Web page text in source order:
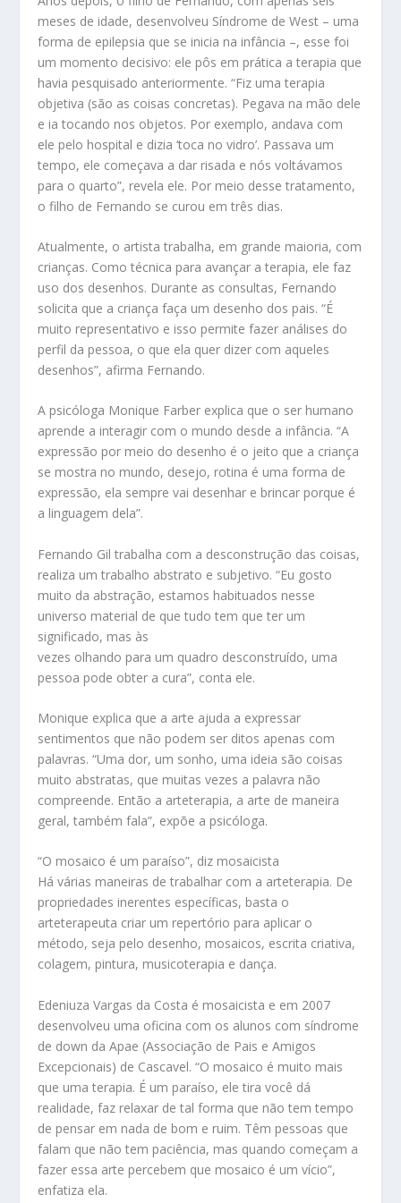
meses de idade, desenvolveu Síndrome de West – uma
forma de epilepsia que se inicia na infância –, esse foi
um momento decisivo: ele pôs em prática a terapia que
havia pesquisado anteriormente. “Fiz uma terapia
objetiva (são as coisas concretas). Pegava na mão dele
e ia tocando nos objetos. Por exemplo, andava com
ele pelo hospital e dizia ‘toca no vidro’. Passava um
tempo, ele começava a dar risada e nós voltávamos
para o quarto”, revela ele. Por meio desse tratamento,
o filho de Fernando se curou em três dias.
Atualmente, o artista trabalha, em grande maioria, com
crianças. Como técnica para avançar a terapia, ele faz
uso dos desenhos. Durante as consultas, Fernando
solicita que a criança faça um desenho dos pais. “É
muito representativo e isso permite fazer análises do
perfil da pessoa, o que ela quer dizer com aqueles
desenhos”, afirma Fernando.
A psicóloga Monique Farber explica que o ser humano
aprende a interagir com o mundo desde a infância. “A
expressão por meio do desenho é o jeito que a criança
se mostra no mundo, desejo, rotina é uma forma de
expressão, ela sempre vai desenhar e brincar porque é
a linguagem dela”.
Fernando Gil trabalha com a desconstrução das coisas,
realiza um trabalho abstrato e subjetivo. “Eu gosto
muito da abstração, estamos habituados nesse
universo material de que tudo tem que ter um
significado, mas às
vezes olhando para um quadro desconstruído, uma
pessoa pode obter a cura”, conta ele.
Monique explica que a arte ajuda a expressar
sentimentos que não podem ser ditos apenas com
palavras. “Uma dor, um sonho, uma ideia são coisas
muito abstratas, que muitas vezes a palavra não
compreende. Então a arteterapia, a arte de maneira
geral, também fala”, expõe a psicóloga.
“O mosaico é um paraíso”, diz mosaicista
Há várias maneiras de trabalhar com a arteterapia. De
propriedades inerentes específicas, basta o
arteterapeuta criar um repertório para aplicar o
método, seja pelo desenho, mosaicos, escrita criativa,
colagem, pintura, musicoterapia e dança.
Edeniuza Vargas da Costa é mosaicista e em 2007
desenvolveu uma oficina com os alunos com síndrome
de down da Apae (Associação de Pais e Amigos
Excepcionais) de Cascavel. “O mosaico é muito mais
que uma terapia. É um paraíso, ele tira você dá
realidade, faz relaxar de tal forma que não tem tempo
de pensar em nada de bom e ruim. Têm pessoas que
falam que não tem paciência, mas quando começam a
fazer essa arte percebem que mosaico é um vício”,
enfatiza ela.